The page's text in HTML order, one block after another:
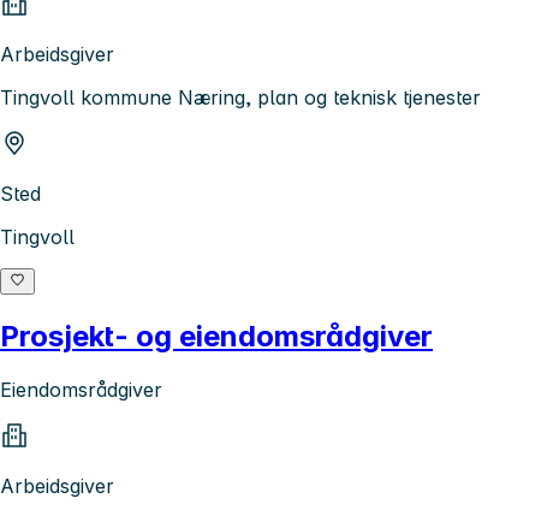
Arbeidsgiver
Tingvoll kommune Næring, plan og teknisk tjenester
Sted
Tingvoll
Prosjekt- og eiendomsrådgiver
Eiendomsrådgiver
Arbeidsgiver